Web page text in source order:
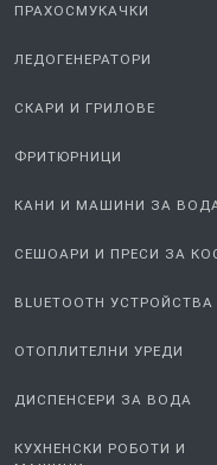
ПРАХОСМУКАЧКИ
ЛЕДОГЕНЕРАТОРИ
СКАРИ И ГРИЛОВЕ
ФРИТЮРНИЦИ
КАНИ И МАШИНИ ЗА
СЕШОАРИ И ПРЕСИ ЗА
BLUETOOTH УСТРОЙСТВА
ОТОПЛИТЕЛНИ УРЕДИ
ДИСПЕНСЕРИ ЗА ВОДА
КУХНЕНСКИ РОБОТИ И